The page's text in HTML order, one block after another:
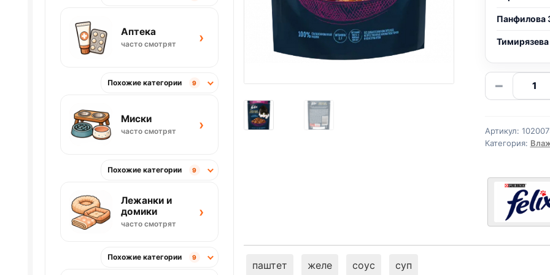
Панфилова
−
товара
(УТКА)
Артикул:
Категория:
паштет желе соус суп
Аптека
часто смотрят ›
Похожие категории 9
Миски
часто смотрят ›
Похожие категории 9
Лежанки и
домики
часто смотрят
›
Похожие категории 9